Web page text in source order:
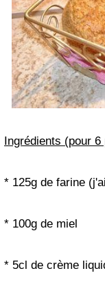
Ingrédients (pour
* 125g de farine
* 100g de miel
* 5cl de crème